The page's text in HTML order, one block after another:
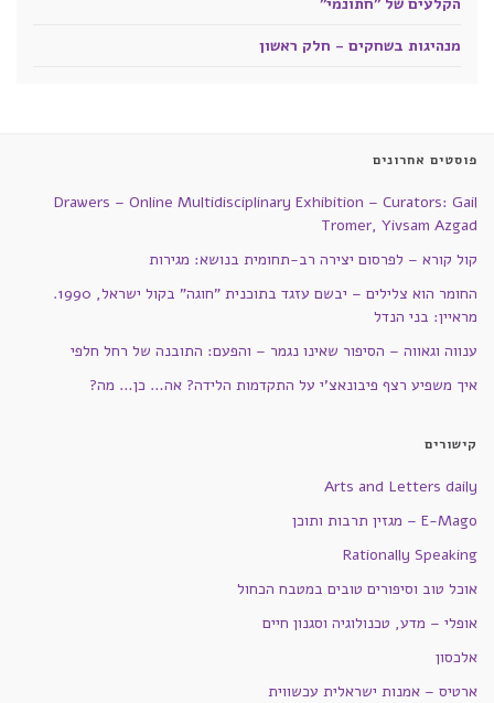
מנהיגות בשחקים - חלק ראשון
פוסטים אחרונים
Drawers – Online Multidisciplinary Exhibition – Curators: Gail
Tromer, Yivsam Azgad
קול קורא – לפרסום יצירה רב-תחומית בנושא: מגירות
החומר הוא צלילים – יבשם עזגד בתוכנית "חוגה" בקול ישראל, 1990.
מראיין: בני הנדל
ענווה וגאווה – הסיפור שאינו נגמר – והפעם: התובנה של רחל חלפי
איך משפיע רצף פיבונאצ'י על התקדמות הלידה? אה… כן… מה?
קישורים
Arts and Letters daily
E-Mago – מגזין תרבות ותוכן
Rationally Speaking
אוכל טוב וסיפורים טובים במטבח הכחול
אופלי – מדע, טכנולוגיה וסגנון חיים
אלכסון
ארטיס – אמנות ישראלית עכשווית